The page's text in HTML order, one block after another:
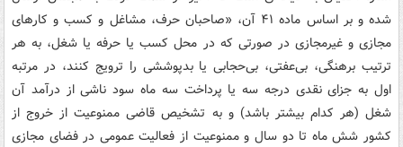
شده و بر اساس ماده ۴۱ آن، «صاحبان حرف، مشاغل و کسب و کارهای
مجازی و غیرمجازی در صورتی که در محل کسب یا حرفه یا شغل، به هر
ترتیب برهنگی، بی‌عفتی، بی‌حجابی یا بدپوششی را ترویج کنند، در مرتبه
اول به جزای نقدی درجه سه یا پرداخت سه ماه سود ناشی از درآمد آن
شغل (هر کدام بیشتر باشد) و به تشخیص قاضی ممنوعیت از خروج از
کشور شش ماه تا دو سال و ممنوعیت از فعالیت عمومی در فضای مجازی